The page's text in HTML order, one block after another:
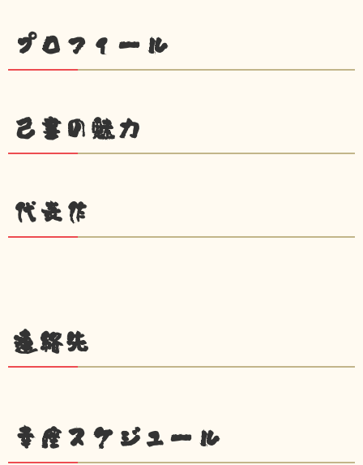
プロフィール
己書の魅力
代表作
連絡先
幸座スケジュール